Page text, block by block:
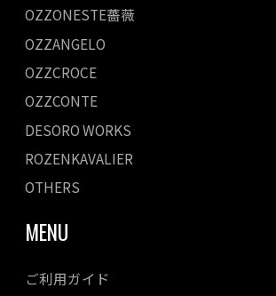
OZZONESTE薔薇
OZZANGELO
OZZCROCE
OZZCONTE
DESORO WORKS
ROZENKAVALIER
OTHERS
MENU
ご利用ガイド